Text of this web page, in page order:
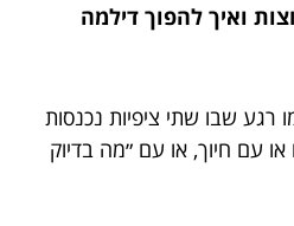
ואיך להפוך דילמה
רגע שבו שתי ציפיות נכנסות
עם חיוך, או עם ״מה בדיוק